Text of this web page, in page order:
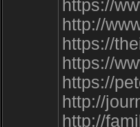
https://
http://
https://
https://
https://
http://
http://